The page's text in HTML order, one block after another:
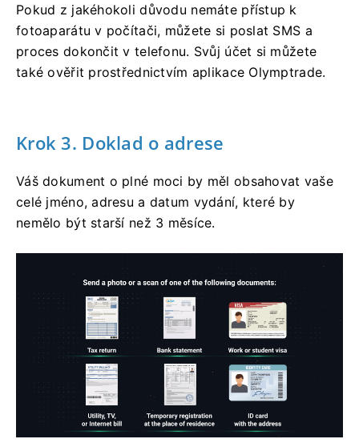
Pokud z jakéhokoli důvodu nemáte přístup k
fotoaparátu v počítači, můžete si poslat SMS a
proces dokončit v telefonu. Svůj účet si můžete
také ověřit prostřednictvím aplikace Olymptrade.
Krok 3. Doklad o adrese
Váš dokument o plné moci by měl obsahovat vaše
celé jméno, adresu a datum vydání, které by
nemělo být starší než 3 měsíce.